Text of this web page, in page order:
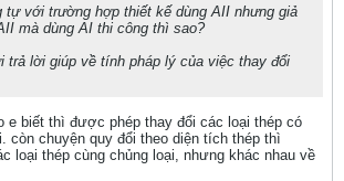
tự với trường hợp thiết kế dùng AII nhưng giả
mà dùng AI thi công thì sao?
trả lời giúp về tính pháp lý của việc thay đổi
e biết thì được phép thay đổi các loại thép có
còn chuyện quy đổi theo diện tích thép thì
loại thép cùng chủng loại, nhưng khác nhau về